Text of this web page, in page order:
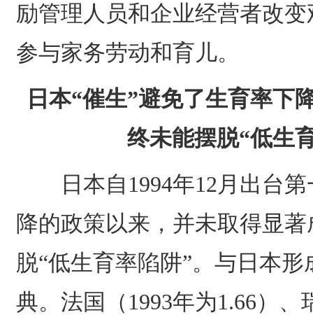
励管理人员和企业经营者改
参与家务劳动和育儿。
日本“催生”避免了生育率下
终未能摆脱“低生
日本自1994年12月出台第
降的政策以来，并未取得显
脱“低生育率陷阱”。与日本
典。法国（1993年为1.66）、